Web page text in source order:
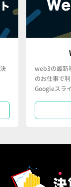
web3の最新
のお仕事で
Googleスラ